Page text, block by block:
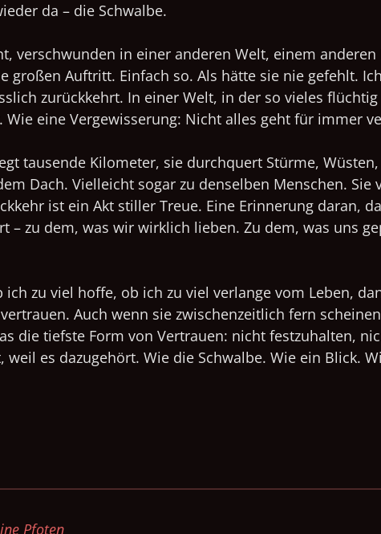
da – die Schwalbe.
verschwunden in einer anderen Welt, einem
großen Auftritt. Einfach so. Als hätte sie nie gefehlt.
zurückkehrt. In einer Welt, in der so vieles
eine Vergewisserung: Nicht alles geht für immer
tausende Kilometer, sie durchquert Stürme,
Dach. Vielleicht sogar zu denselben Menschen. Sie
ist ein Akt stiller Treue. Eine Erinnerung daran,
– zu dem, was wir wirklich lieben. Zu dem, was uns
zu viel hoffe, ob ich zu viel verlange vom Leben,
Auch wenn sie zwischenzeitlich fern
die tiefste Form von Vertrauen: nicht festzuhalten,
es dazugehört. Wie die Schwalbe. Wie ein Blick.
Pfoten